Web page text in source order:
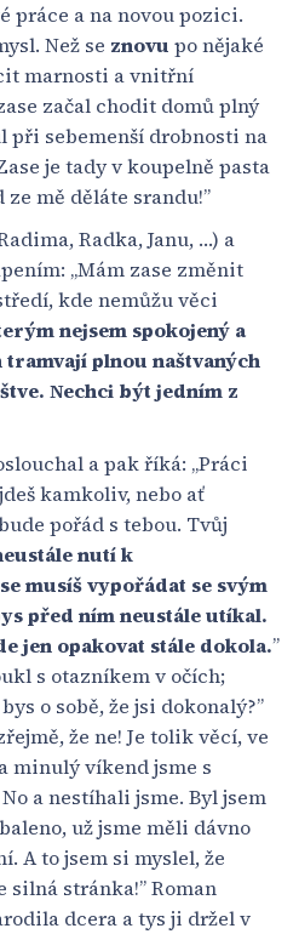
práce a na novou pozici.
Než se znovu po nějaké
marnosti a vnitřní
začal chodit domů plný
při sebemenší drobnosti na
je tady v koupelně pasta
mě děláte srandu!”
Radka, Janu, …) a
„Mám zase změnit
kde nemůžu věci
nejsem spokojený a
plnou naštvaných
Nechci být jedním z
a pak říká: „Práci
kamkoliv, nebo ať
pořád s tebou. Tvůj
nutí k
musíš vypořádat se svým
před ním neustále utíkal.
jen opakovat stále dokola.”
s otazníkem v očích;
o sobě, že jsi dokonalý?”
že ne! Je tolik věcí, ve
minulý víkend jsme s
a nestíhali jsme. Byl jsem
už jsme měli dávno
A to jsem si myslel, že
silná stránka!” Roman
dcera a tys ji držel v